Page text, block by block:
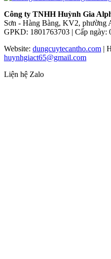
Công ty TNHH Huỳnh Gia
Sơn - Hàng Bàng, KV2, phường
GPKD: 1801763703 | Cấp ngày:
Website: dungcuytecantho.com |
huynhgiact65@gmail.com
Liện hệ Zalo